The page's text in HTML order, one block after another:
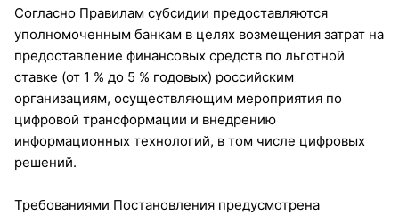
Согласно Правилам субсидии предоставляются
уполномоченным банкам в целях возмещения затрат на
предоставление финансовых средств по льготной
ставке (от 1 % до 5 % годовых) российским
организациям, осуществляющим мероприятия по
цифровой трансформации и внедрению
информационных технологий, в том числе цифровых
решений.
Требованиями Постановления предусмотрена